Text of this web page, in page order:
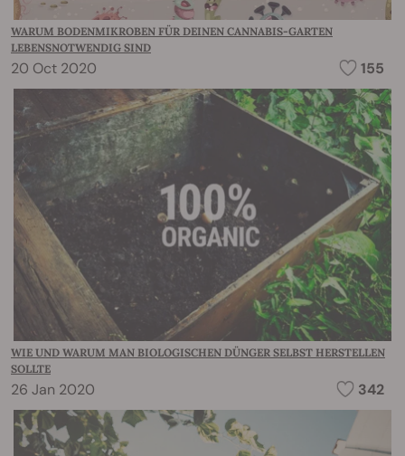
WARUM BODENMIKROBEN FÜR DEINEN CANNABIS-GARTEN
LEBENSNOTWENDIG SIND
20 Oct 2020 155
WIE UND WARUM MAN BIOLOGISCHEN DÜNGER SELBST HERSTELLEN
SOLLTE
26 Jan 2020 342